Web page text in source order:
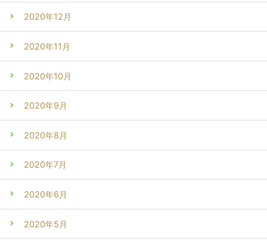
2020年12月
2020年11月
2020年10月
2020年9月
2020年8月
2020年7月
2020年6月
2020年5月